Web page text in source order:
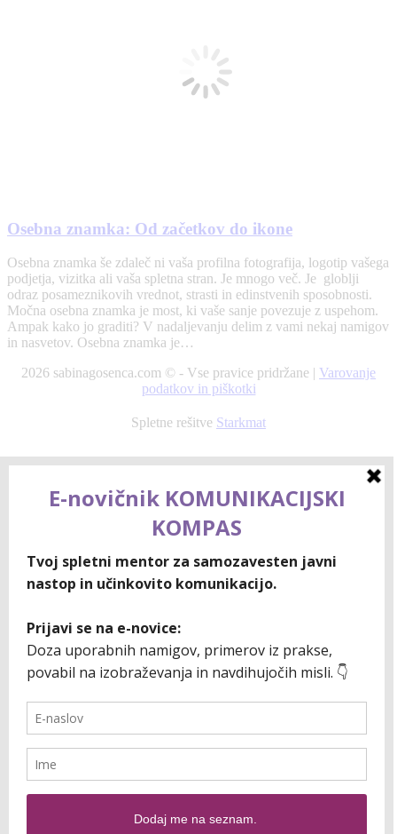
Osebna znamka: Od začetkov do ikone
Osebna znamka še zdaleč ni vaša profilna fotografija, logotip vašega
podjetja, vizitka ali vaša spletna stran. Je mnogo več. Je globlji
odraz posameznikovih vrednot, strasti in edinstvenih sposobnosti.
Močna osebna znamka je most, ki vaše sanje povezuje z uspehom.
Ampak kako jo graditi? V nadaljevanju delim z vami nekaj namigov
in nasvetov. Osebna znamka je…
2026 sabinagosenca.com © - Vse pravice pridržane | Varovanje
podatkov in piškotki
Spletne rešitve Starkmat